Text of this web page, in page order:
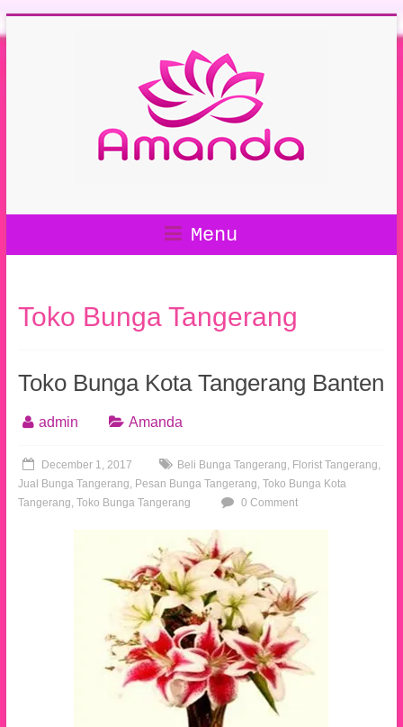
Menu
Toko Bunga Tangerang
Toko Bunga Kota Tangerang Banten
admin Amanda
December 1, 2017 Beli Bunga Tangerang, Florist Tangerang,
Jual Bunga Tangerang, Pesan Bunga Tangerang, Toko Bunga Kota
Tangerang, Toko Bunga Tangerang 0 Comment